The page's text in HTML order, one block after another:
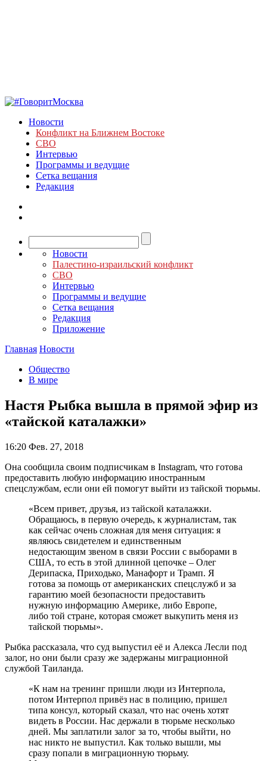
Новости
Конфликт на Ближнем Востоке
СВО
Интервью
Программы и ведущие
Сетка вещания
Редакция
Новости
Палестино-израильский конфликт
СВО
Интервью
Программы и ведущие
Сетка вещания
Редакция
Приложение
Главная Новости
Общество
В мире
Настя Рыбка вышла в прямой эфир из
«тайской каталажки»
16:20 Фев. 27, 2018
Она сообщила своим подписчикам в Instagram, что готова
предоставить любую информацию иностранным
спецслужбам, если они ей помогут выйти из тайской тюрьмы.
«Всем привет, друзья, из тайской каталажки.
Обращаюсь, в первую очередь, к журналистам, так
как сейчас очень сложная для меня ситуация: я
являюсь свидетелем и единственным
недостающим звеном в связи России с выборами в
США, то есть в этой длинной цепочке – Олег
Дерипаска, Приходько, Манафорт и Трамп. Я
готова за помощь от американских спецслужб и за
гарантию моей безопасности предоставить
нужную информацию Америке, либо Европе,
либо той стране, которая сможет выкупить меня из
тайской тюрьмы».
Рыбка рассказала, что суд выпустил её и Алекса Лесли под
залог, но они были сразу же задержаны миграционной
службой Таиланда.
«К нам на тренинг пришли люди из Интерпола,
потом Интерпол привёз нас в полицию, пришел
типа консул, который сказал, что нас очень хотят
видеть в России. Нас держали в тюрьме несколько
дней. Мы заплатили залог за то, чтобы выйти, но
нас никто не выпустил. Как только вышли, мы
сразу попали в миграционную тюрьму.